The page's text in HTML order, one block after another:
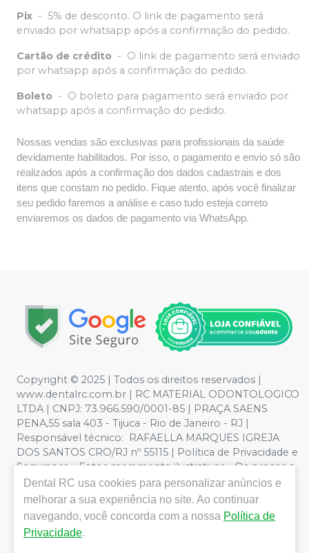
Pix - 5% de desconto. O link de pagamento será
enviado por whatsapp após a confirmação do pedido.
Cartão de crédito - O link de pagamento será enviado
por whatsapp após a confirmação do pedido.
Boleto - O boleto para pagamento será enviado por
whatsapp após a confirmação do pedido.
Nossas vendas são exclusivas para profissionais da saúde
devidamente habilitados. Por isso, o pagamento e envio só são
realizados após a confirmação dos dados cadastrais e dos
itens que constam no pedido. Fique atento, após você finalizar
seu pedido faremos a análise e caso tudo esteja correto
enviaremos os dados de pagamento via WhatsApp.
Copyright © 2025 | Todos os direitos reservados |
www.dentalrc.com.br | RC MATERIAL ODONTOLOGICO
LTDA | CNPJ: 73.966.590/0001-85 | PRAÇA SAENS
PENA,55 sala 403 - Tijuca - Rio de Janeiro - RJ |
Responsável técnico: RAFAELLA MARQUES IGREJA
DOS SANTOS CRO/RJ nº 55115 | Política de Privacidade e
Segurança - Fotos meramente ilustrativas - Os preços e
condições da loja virtual estão sujeitos a alterações. Em
caso de divergência de preços no site, o valor válido é o
do Carrinho de Compra. Não vendemos por atacado,
por isso nos reservamos o direito de não atender
compras de grandes volumes pelo site.
Dental RC usa cookies para personalizar anúncios e
melhorar a sua experiência no site. Ao continuar
navegando, você concorda com a nossa Política de
Privacidade.